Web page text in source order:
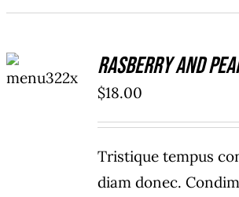
CART
/
Rasberry And
$18.00
Tristique tempus
diam donec.